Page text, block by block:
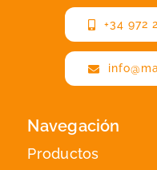
+34 972
Navegación
Productos